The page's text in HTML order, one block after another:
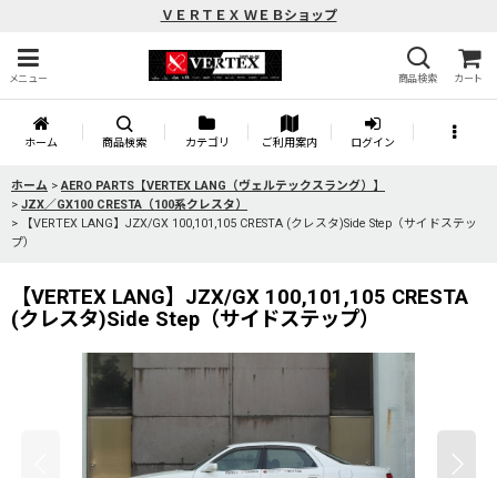
ＶＥＲＴＥＸ ＷＥＢショップ
メニュー 商品検索 カート
ホーム 商品検索 カテゴリ ご利用案内 ログイン
ホーム > AERO PARTS【VERTEX LANG（ヴェルテックスラング）】
> JZX／GX100 CRESTA（100系クレスタ）
>
【VERTEX LANG】JZX/GX 100,101,105 CRESTA (クレスタ)Side Step（サイドステッ
プ）
【VERTEX LANG】JZX/GX 100,101,105 CRESTA
(クレスタ)Side Step（サイドステップ）